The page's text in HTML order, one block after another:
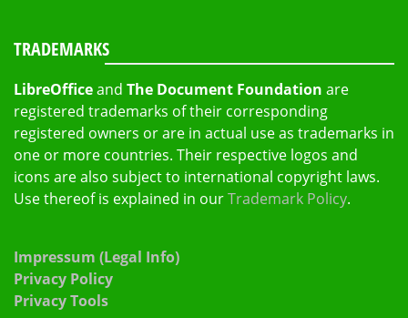
TRADEMARKS
LibreOfficeand The Document Foundation are
registered trademarks of their corresponding
registered owners or are in actual use as trademarks in
one or more countries. Their respective logos and
icons are also subject to international copyright laws.
Use thereof is explained in ourTrademark Policy.
Impressum (Legal Info)
Privacy Policy
Privacy Tools